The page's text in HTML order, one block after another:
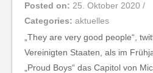
Posted on: 25. Oktober 2020 /
Categories: aktuelles
„They are very good people“,
Vereinigten Staaten, als im
„Proud Boys“ das Capitol von